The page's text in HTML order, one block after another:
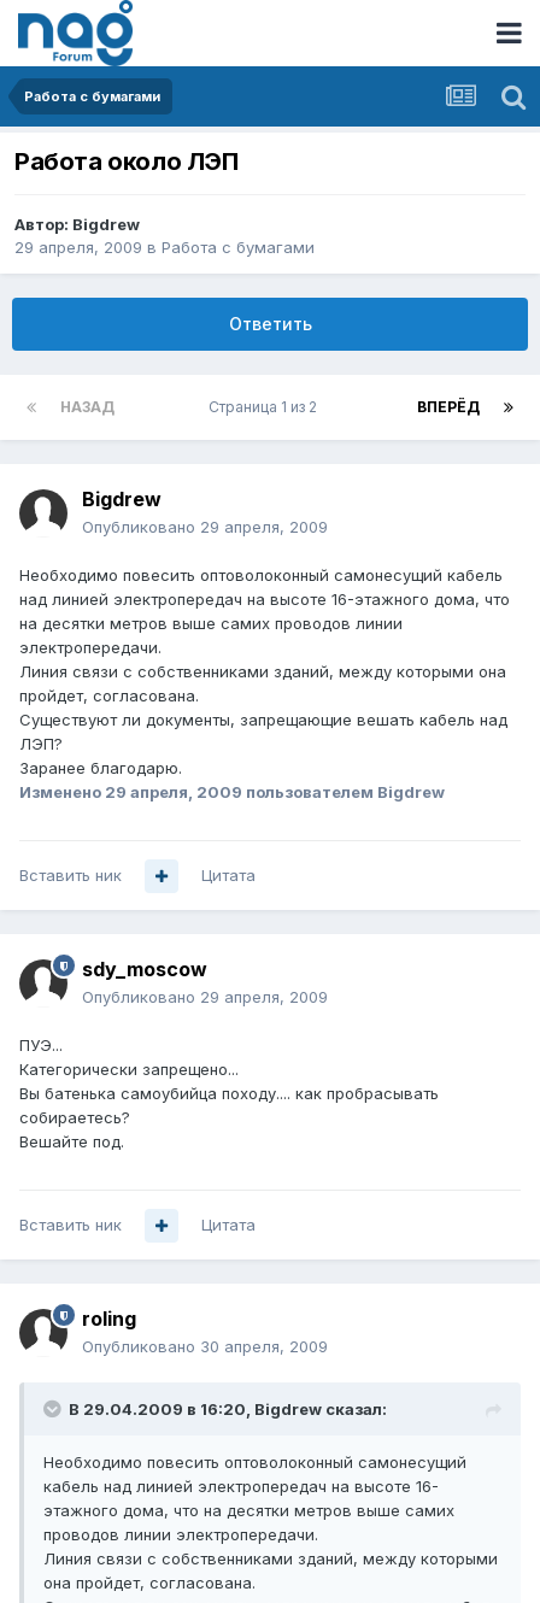
Работа с бумагами
Работа около ЛЭП
Автор: Bigdrew
29 апреля, 2009 в Работа с бумагами
Ответить
НАЗАД ВПЕРЁД
Страница 1 из 2
Bigdrew
Опубликовано 29 апреля, 2009
Необходимо повесить оптоволоконный самонесущий кабель
над линией электропередач на высоте 16-этажного дома, что
на десятки метров выше самих проводов линии
электропередачи.
Линия связи с собственниками зданий, между которыми она
пройдет, согласована.
Существуют ли документы, запрещающие вешать кабель над
ЛЭП?
Заранее благодарю.
Изменено 29 апреля, 2009 пользователем Bigdrew
Вставить ник Цитата
sdy_moscow
Опубликовано 29 апреля, 2009
ПУЭ...
Категорически запрещено...
Вы батенька самоубийца походу.... как пробрасывать
собираетесь?
Вешайте под.
Вставить ник Цитата
roling
Опубликовано 30 апреля, 2009
В 29.04.2009 в 16:20, Bigdrew сказал:
Необходимо повесить оптоволоконный самонесущий
кабель над линией электропередач на высоте 16-
этажного дома, что на десятки метров выше самих
проводов линии электропередачи.
Линия связи с собственниками зданий, между которыми
она пройдет, согласована.